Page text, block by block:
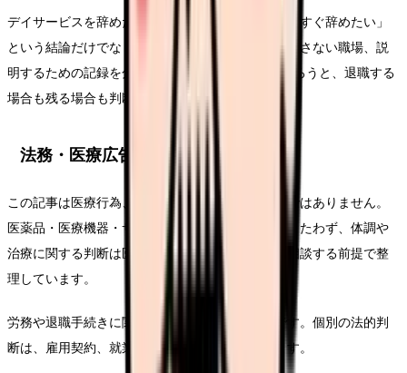
デイサービスを辞めたいについて考える時は、「今すぐ辞めたい」
という結論だけでなく、悩みを弱める条件、繰り返さない職場、説
明するための記録を分けてください。この3つがそろうと、退職する
場合も残る場合も判断がぶれにくくなります。
法務・医療広告・求人広告上の注意
この記事は医療行為、診断、治療効果を示すものではありません。
医薬品・医療機器・サプリメント等の効能効果をうたわず、体調や
治療に関する判断は医師・薬剤師などの専門職に相談する前提で整
理しています。
労務や退職手続きに関わる部分は一般的な整理です。個別の法的判
断は、雇用契約、就業規則、事実関係で変わります。